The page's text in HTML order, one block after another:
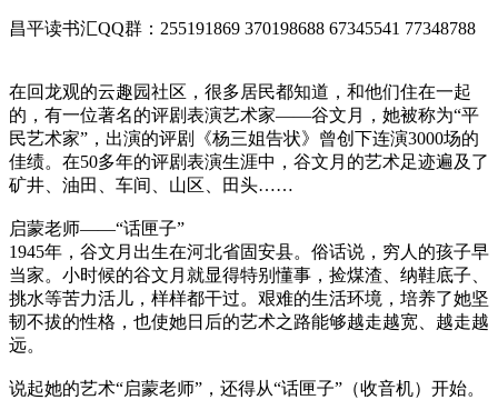
昌平读书汇QQ群：255191869 370198688 67345541 77348788
在回龙观的云趣园社区，很多居民都知道，和他们住在一起
的，有一位著名的评剧表演艺术家——谷文月，她被称为“平
民艺术家”，出演的评剧《杨三姐告状》曾创下连演3000场的
佳绩。在50多年的评剧表演生涯中，谷文月的艺术足迹遍及了
矿井、油田、车间、山区、田头……
启蒙老师――“话匣子”
1945年，谷文月出生在河北省固安县。俗话说，穷人的孩子早
当家。小时候的谷文月就显得特别懂事，捡煤渣、纳鞋底子、
挑水等苦力活儿，样样都干过。艰难的生活环境，培养了她坚
韧不拔的性格，也使她日后的艺术之路能够越走越宽、越走越
远。
说起她的艺术“启蒙老师”，还得从“话匣子”（收音机）开始。